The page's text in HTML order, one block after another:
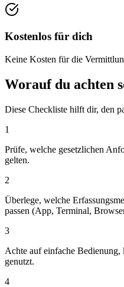
Kostenlos für dich
Keine Kosten für die
Worauf du achten
Diese Checkliste hilft dir, den
1
Prüfe, welche gesetzlichen
gelten.
2
Überlege, welche
passen (App, Terminal,
3
Achte auf einfache
genutzt.
4